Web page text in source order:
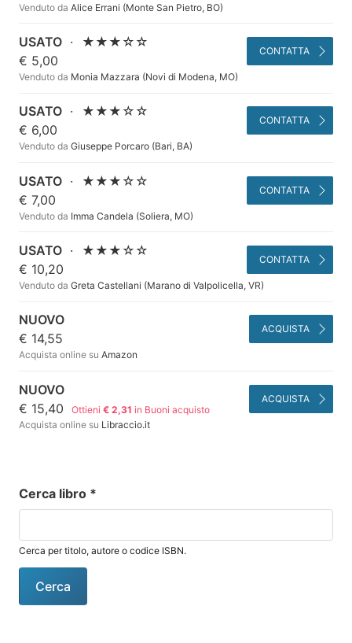
Venduto da Alice Errani (Monte San Pietro, BO)
USATO ·
★★★☆☆
€ 5,00
Venduto da Monia Mazzara (Novi di Modena, MO)
CONTATTA
USATO ·
★★★☆☆
€ 6,00
Venduto da Giuseppe Porcaro (Bari, BA)
CONTATTA
USATO ·
★★★☆☆
€ 7,00
Venduto da Imma Candela (Soliera, MO)
CONTATTA
USATO ·
★★★☆☆
€ 10,20
Venduto da Greta Castellani (Marano di Valpolicella, VR)
CONTATTA
NUOVO
€ 14,55
Acquista online su Amazon
ACQUISTA
NUOVO
€ 15,40
Ottieni€ 2,31 in Buoni acquisto
Acquista online su Libraccio.it
ACQUISTA
Cerca libro *
Cerca per titolo, autore o codice ISBN.